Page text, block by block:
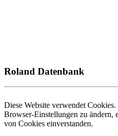
Roland Datenbank
Diese Website verwendet
Browser-Einstellungen zu ändern,
von Cookies einverstanden.